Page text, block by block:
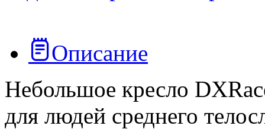
Описание
Небольшое кресло
для людей среднего